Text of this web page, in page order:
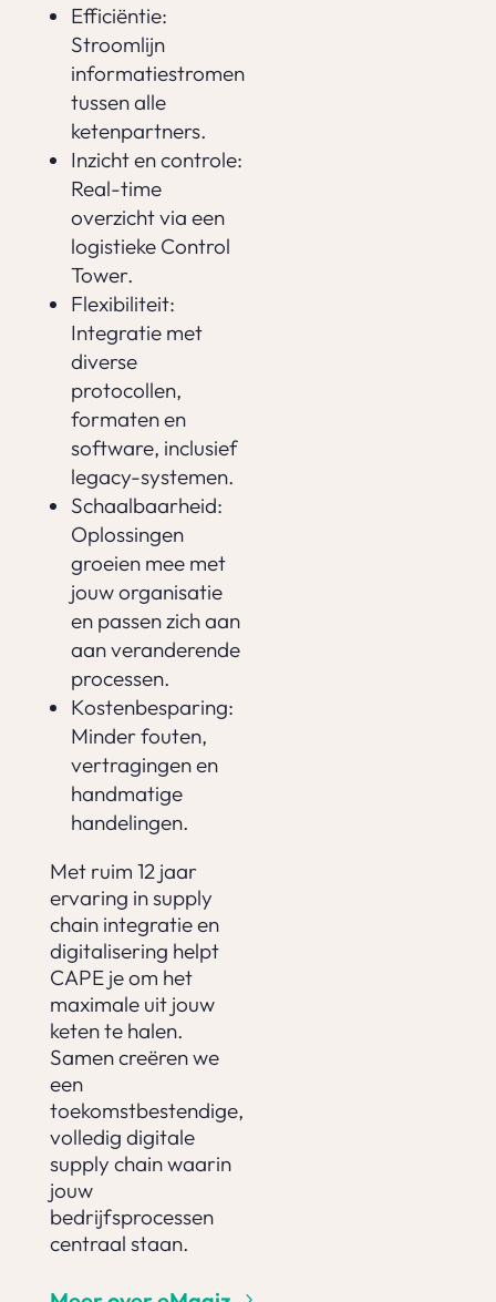
Efficiëntie:
Stroomlijn
informatiestromen
tussen alle
ketenpartners.
Inzicht en controle:
Real-time
overzicht via een
logistieke Control
Tower.
Flexibiliteit:
Integratie met
diverse
protocollen,
formaten en
software, inclusief
legacy-systemen.
Schaalbaarheid:
Oplossingen
groeien mee met
jouw organisatie
en passen zich aan
aan veranderende
processen.
Kostenbesparing:
Minder fouten,
vertragingen en
handmatige
handelingen.
Met ruim 12 jaar
ervaring in supply
chain integratie en
digitalisering helpt
CAPE je om het
maximale uit jouw
keten te halen.
Samen creëren we
een
toekomstbestendige,
volledig digitale
supply chain waarin
jouw
bedrijfsprocessen
centraal staan.